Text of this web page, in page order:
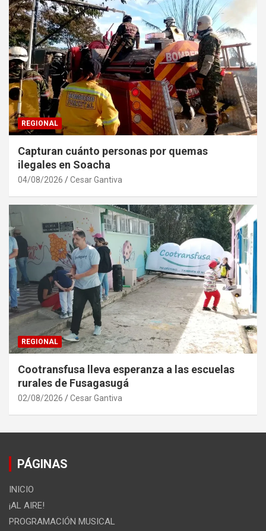
REGIONAL
Capturan cuánto personas por quemas
ilegales en Soacha
04/08/2026 Cesar Gantiva
REGIONAL
Cootransfusa lleva esperanza a las escuelas
rurales de Fusagasugá
02/08/2026 Cesar Gantiva
PÁGINAS
INICIO
¡AL AIRE!
PROGRAMACIÓN MUSICAL